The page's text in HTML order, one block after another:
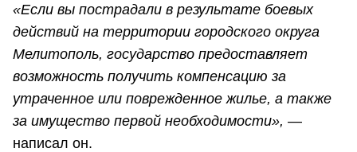
«Если вы пострадали в результате боевых
действий на территории городского округа
Мелитополь, государство предоставляет
возможность получить компенсацию за
утраченное или поврежденное жилье, а также
за имущество первой необходимости», —
написал он.